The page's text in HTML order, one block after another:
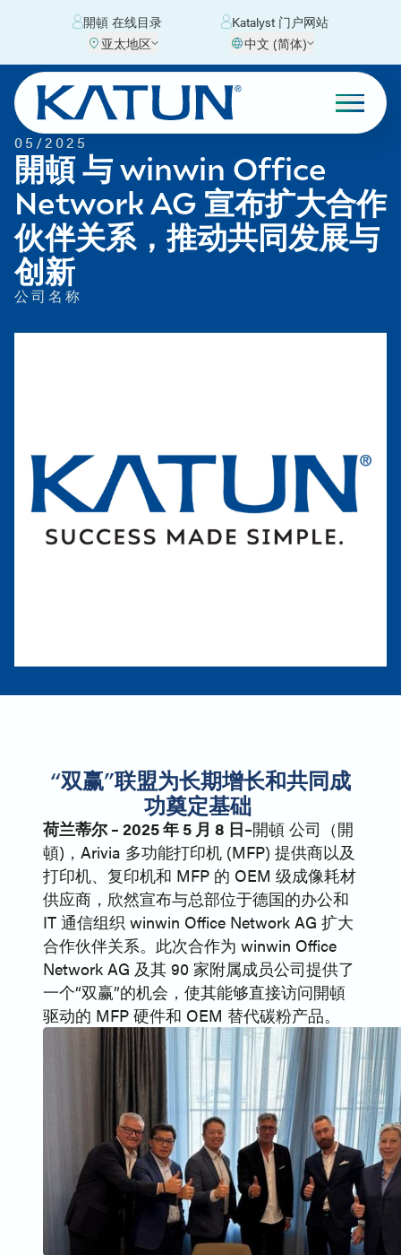
開頓 在线目录
Katalyst 门户网站
亚太地区
中文 (简体)
05/2025
開頓 与 winwin Office
Network AG 宣布扩大合作
伙伴关系，推动共同发展与
创新
公司名称
“双赢”联盟为长期增长和共同成
功奠定基础
荷兰蒂尔 – 2025 年 5 月 8 日–開頓 公司（開
頓)，Arivia 多功能打印机 (MFP) 提供商以及
打印机、复印机和 MFP 的 OEM 级成像耗材
供应商，欣然宣布与总部位于德国的办公和
IT 通信组织 winwin Office Network AG 扩大
合作伙伴关系。此次合作为 winwin Office
Network AG 及其 90 家附属成员公司提供了
一个“双赢”的机会，使其能够直接访问開頓
驱动的 MFP 硬件和 OEM 替代碳粉产品。